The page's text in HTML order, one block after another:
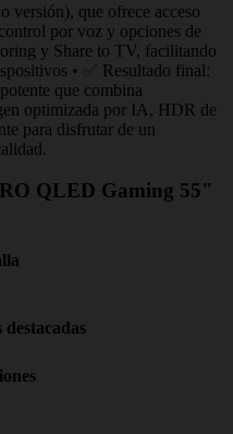
versión), que ofrece acceso
por voz y opciones de
y Share to TV, facilitando
• ✅ Resultado final:
que combina
optimizada por IA, HDR de
para disfrutar de un
QLED Gaming 55"